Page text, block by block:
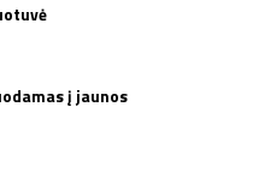
į jaunos